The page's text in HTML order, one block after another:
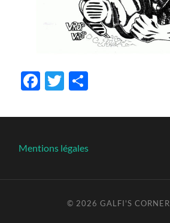
Facebook
Twitter
Mentions légales
© 2026GALFI'S CORNER